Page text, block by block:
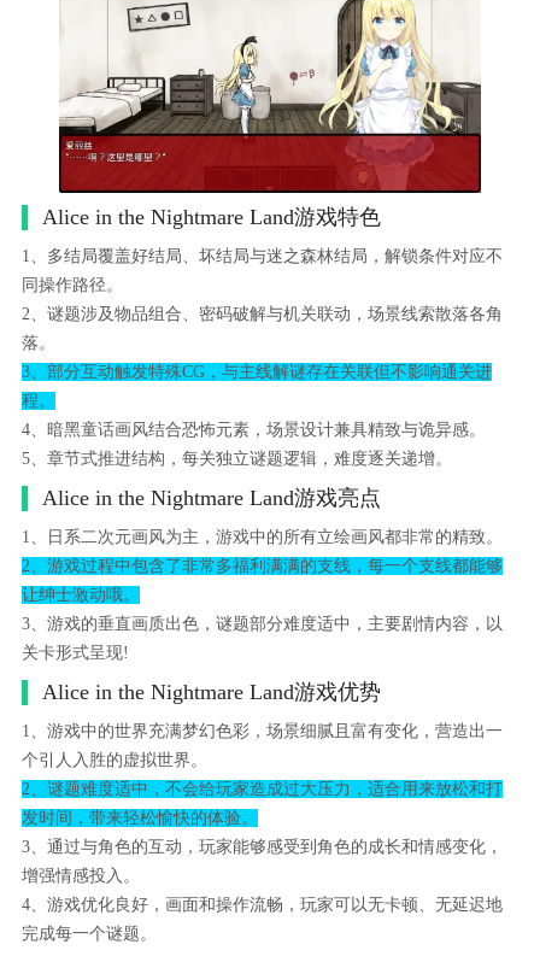
Alice in the Nightmare Land游戏特色
1、多结局覆盖好结局、坏结局与迷之森林结局，解锁条件对应不
同操作路径。
2、谜题涉及物品组合、密码破解与机关联动，场景线索散落各角
落。
3、部分互动触发特殊CG，与主线解谜存在关联但不影响通关进
程。
4、暗黑童话画风结合恐怖元素，场景设计兼具精致与诡异感。
5、章节式推进结构，每关独立谜题逻辑，难度逐关递增。
Alice in the Nightmare Land游戏亮点
1、日系二次元画风为主，游戏中的所有立绘画风都非常的精致。
2、游戏过程中包含了非常多福利满满的支线，每一个支线都能够
让绅士激动哦。
3、游戏的垂直画质出色，谜题部分难度适中，主要剧情内容，以
关卡形式呈现!
Alice in the Nightmare Land游戏优势
1、游戏中的世界充满梦幻色彩，场景细腻且富有变化，营造出一
个引人入胜的虚拟世界。
2、谜题难度适中，不会给玩家造成过大压力，适合用来放松和打
发时间，带来轻松愉快的体验。
3、通过与角色的互动，玩家能够感受到角色的成长和情感变化，
增强情感投入。
4、游戏优化良好，画面和操作流畅，玩家可以无卡顿、无延迟地
完成每一个谜题。